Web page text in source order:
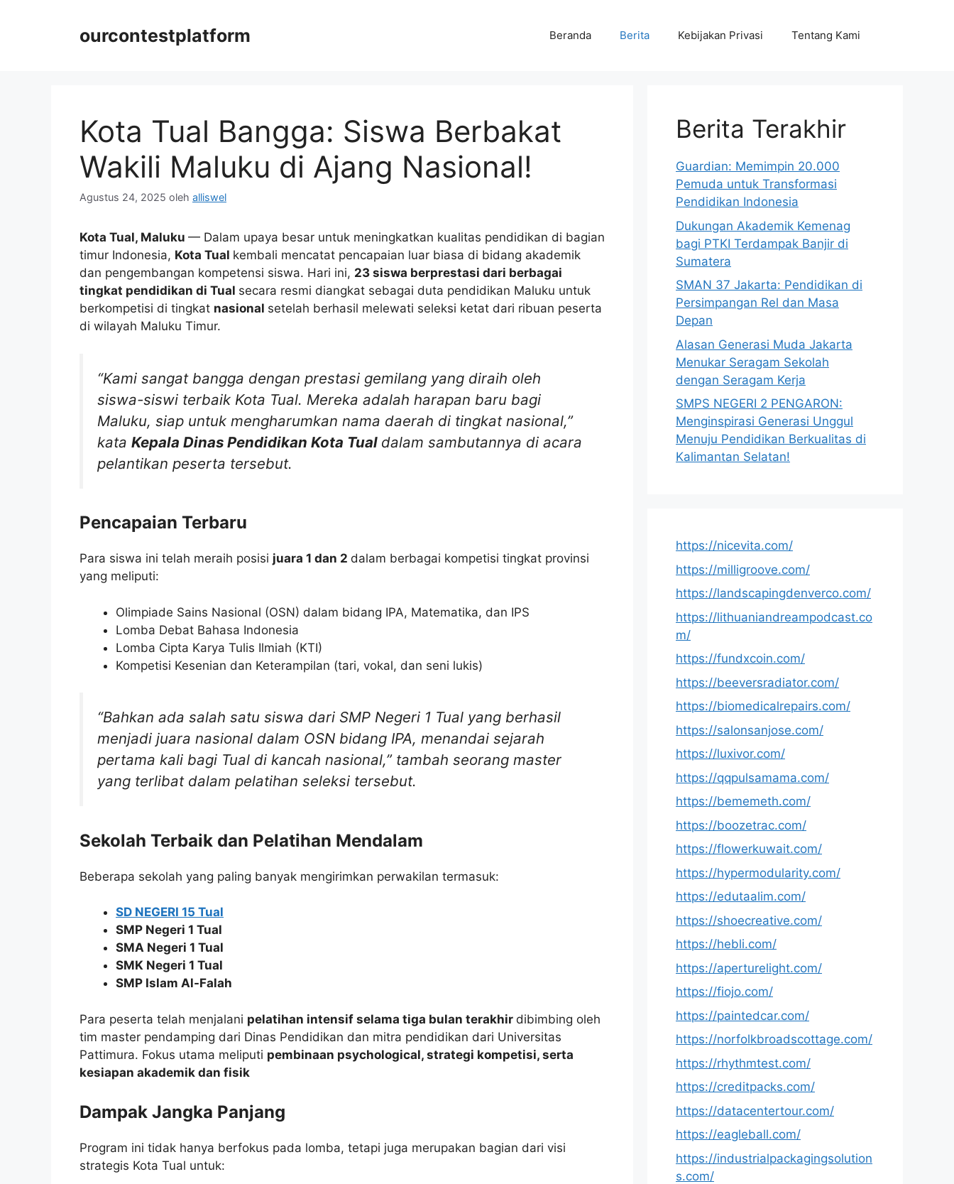
ourcontestplatform Beranda Berita Kebijakan Privasi Tentang Kami
Kota Tual Bangga: Siswa Berbakat
Wakili Maluku di Ajang Nasional!
Agustus 24, 2025 oleh alliswel
Kota Tual, Maluku — Dalam upaya besar untuk meningkatkan kualitas pendidikan di bagian
timur Indonesia, Kota Tual kembali mencatat pencapaian luar biasa di bidang akademik
dan pengembangan kompetensi siswa. Hari ini, 23 siswa berprestasi dari berbagai
tingkat pendidikan di Tual secara resmi diangkat sebagai duta pendidikan Maluku untuk
berkompetisi di tingkat nasional setelah berhasil melewati seleksi ketat dari ribuan peserta
di wilayah Maluku Timur.
“Kami sangat bangga dengan prestasi gemilang yang diraih oleh
siswa-siswi terbaik Kota Tual. Mereka adalah harapan baru bagi
Maluku, siap untuk mengharumkan nama daerah di tingkat nasional,”
kata Kepala Dinas Pendidikan Kota Tual dalam sambutannya di acara
pelantikan peserta tersebut.
Pencapaian Terbaru
Para siswa ini telah meraih posisi juara 1 dan 2 dalam berbagai kompetisi tingkat provinsi
yang meliputi:
Olimpiade Sains Nasional (OSN) dalam bidang IPA, Matematika, dan IPS
Lomba Debat Bahasa Indonesia
Lomba Cipta Karya Tulis Ilmiah (KTI)
Kompetisi Kesenian dan Keterampilan (tari, vokal, dan seni lukis)
“Bahkan ada salah satu siswa dari SMP Negeri 1 Tual yang berhasil
menjadi juara nasional dalam OSN bidang IPA, menandai sejarah
pertama kali bagi Tual di kancah nasional,” tambah seorang master
yang terlibat dalam pelatihan seleksi tersebut.
Sekolah Terbaik dan Pelatihan Mendalam
Beberapa sekolah yang paling banyak mengirimkan perwakilan termasuk:
SD NEGERI 15 Tual
SMP Negeri 1 Tual
SMA Negeri 1 Tual
SMK Negeri 1 Tual
SMP Islam Al-Falah
Para peserta telah menjalani pelatihan intensif selama tiga bulan terakhir dibimbing oleh
tim master pendamping dari Dinas Pendidikan dan mitra pendidikan dari Universitas
Pattimura. Fokus utama meliputi pembinaan psychological, strategi kompetisi, serta
kesiapan akademik dan fisik
Dampak Jangka Panjang
Program ini tidak hanya berfokus pada lomba, tetapi juga merupakan bagian dari visi
strategis Kota Tual untuk:
Berita Terakhir
Guardian: Memimpin 20.000
Pemuda untuk Transformasi
Pendidikan Indonesia
Dukungan Akademik Kemenag
bagi PTKI Terdampak Banjir di
Sumatera
SMAN 37 Jakarta: Pendidikan di
Persimpangan Rel dan Masa
Depan
Alasan Generasi Muda Jakarta
Menukar Seragam Sekolah
dengan Seragam Kerja
SMPS NEGERI 2 PENGARON:
Menginspirasi Generasi Unggul
Menuju Pendidikan Berkualitas di
Kalimantan Selatan!
https://nicevita.com/
https://milligroove.com/
https://landscapingdenverco.com/
https://lithuaniandreampodcast.co
m/
https://fundxcoin.com/
https://beeversradiator.com/
https://biomedicalrepairs.com/
https://salonsanjose.com/
https://luxivor.com/
https://qqpulsamama.com/
https://bememeth.com/
https://boozetrac.com/
https://flowerkuwait.com/
https://hypermodularity.com/
https://edutaalim.com/
https://shoecreative.com/
https://hebli.com/
https://aperturelight.com/
https://fiojo.com/
https://paintedcar.com/
https://norfolkbroadscottage.com/
https://rhythmtest.com/
https://creditpacks.com/
https://datacentertour.com/
https://eagleball.com/
https://industrialpackagingsolution
s.com/